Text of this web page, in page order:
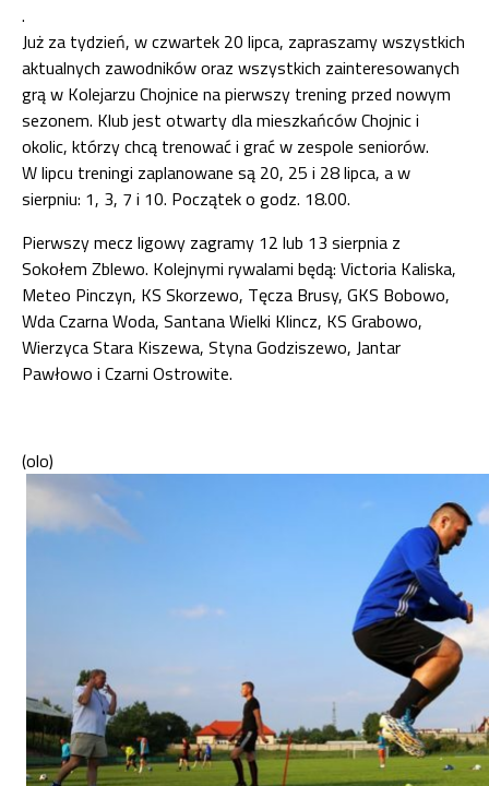
.
Już za tydzień, w czwartek 20 lipca, zapraszamy wszystkich
aktualnych zawodników oraz wszystkich zainteresowanych
grą w Kolejarzu Chojnice na pierwszy trening przed nowym
sezonem. Klub jest otwarty dla mieszkańców Chojnic i
okolic, którzy chcą trenować i grać w zespole seniorów.
W lipcu treningi zaplanowane są 20, 25 i 28 lipca, a w
sierpniu: 1, 3, 7 i 10. Początek o godz. 18.00.
Pierwszy mecz ligowy zagramy 12 lub 13 sierpnia z
Sokołem Zblewo. Kolejnymi rywalami będą: Victoria Kaliska,
Meteo Pinczyn, KS Skorzewo, Tęcza Brusy, GKS Bobowo,
Wda Czarna Woda, Santana Wielki Klincz, KS Grabowo,
Wierzyca Stara Kiszewa, Styna Godziszewo, Jantar
Pawłowo i Czarni Ostrowite.
(olo)